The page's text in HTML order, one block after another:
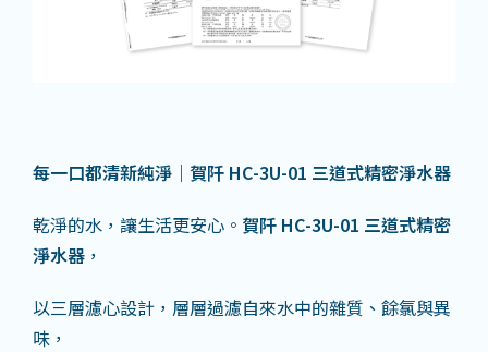
每一口都清新純淨｜賀阡 HC-3U-01 三道式精密淨水器
乾淨的水，讓生活更安心。 賀阡 HC-3U-01 三道式精密
淨水器 ，
以三層濾心設計，層層過濾自來水中的雜質、餘氯與異
味，